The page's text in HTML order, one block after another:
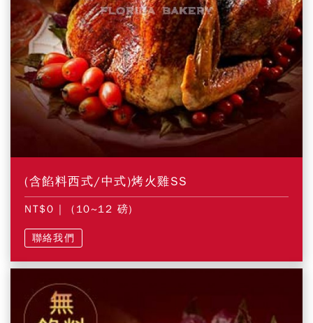
(含餡料西式/中式)烤火雞SS
NT$0 | (10~12 磅)
聯絡我們